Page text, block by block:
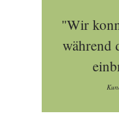
"Wir
während